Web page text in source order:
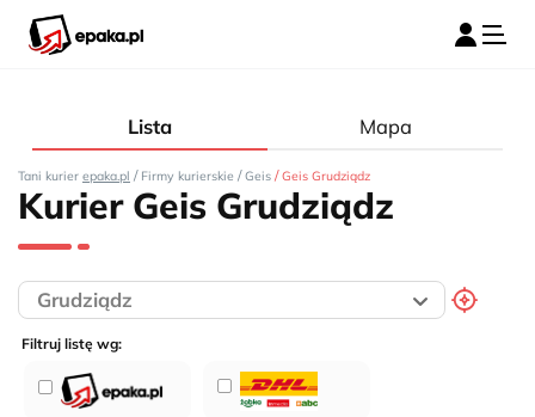
Lista Mapa
Tani kurier epaka.pl / Firmy kurierskie / Geis / Geis Grudziądz
Kurier Geis Grudziądz
Filtruj listę wg: